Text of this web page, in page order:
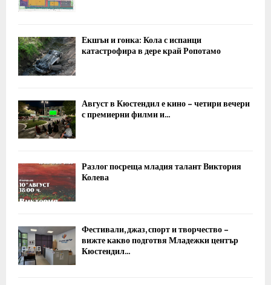
Екшън и гонка: Кола с испанци
катастрофира в дере край Ропотамо
Август в Кюстендил е кино – четири вечери
с премиерни филми и...
Разлог посреща младия талант Виктория
Колева
Фестивали, джаз, спорт и творчество –
вижте какво подготвя Младежки център
Кюстендил...